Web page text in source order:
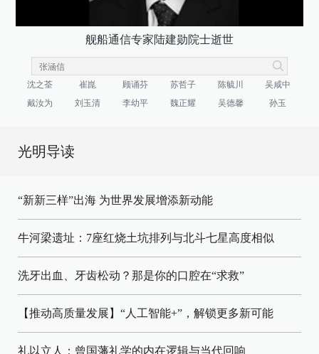
舰船通信专家陆建勋院士逝世
沈之荃 崔崑 顾诵芬 苏哲子 陈毓川
吴咸中
戴汝为
刘玉清 李幼平 魏正耀 吴德馨 孙玉
光明导读
“新新三样”出海 为世界发展增添新动能
牛河梁遗址：7座红烧土坑排列与北斗七星高度相似
洗牙出血、牙齿松动？那是你的口腔在“求救”
【推动高质量发展】“人工智能+”，解锁更多新可能
礼以立人：曾国藩礼学的内在逻辑与当代回响